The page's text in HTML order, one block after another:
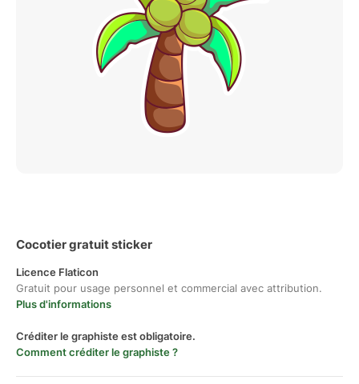
Cocotier gratuit sticker
Licence Flaticon
Gratuit pour usage personnel et commercial avec attribution.
Plus d'informations
Créditer le graphiste est obligatoire.
Comment créditer le graphiste ?